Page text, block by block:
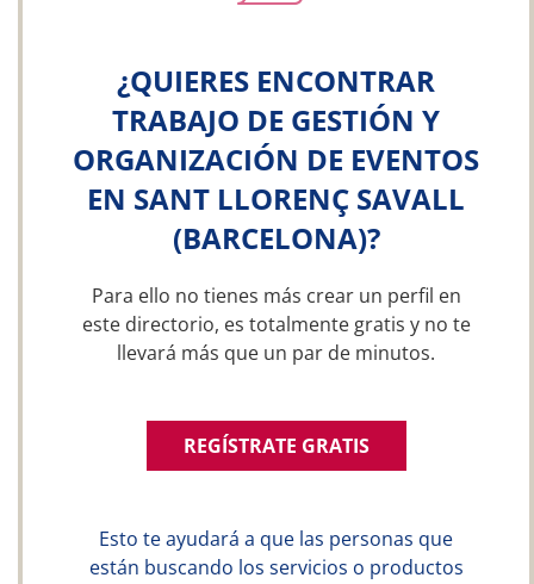
¿QUIERES ENCONTRAR
TRABAJO DE GESTIÓN Y
ORGANIZACIÓN DE EVENTOS
EN SANT LLORENÇ SAVALL
(BARCELONA)?
Para ello no tienes más crear un perfil en
este directorio, es totalmente gratis y no te
llevará más que un par de minutos.
REGÍSTRATE GRATIS
Esto te ayudará a que las personas que
están buscando los servicios o productos